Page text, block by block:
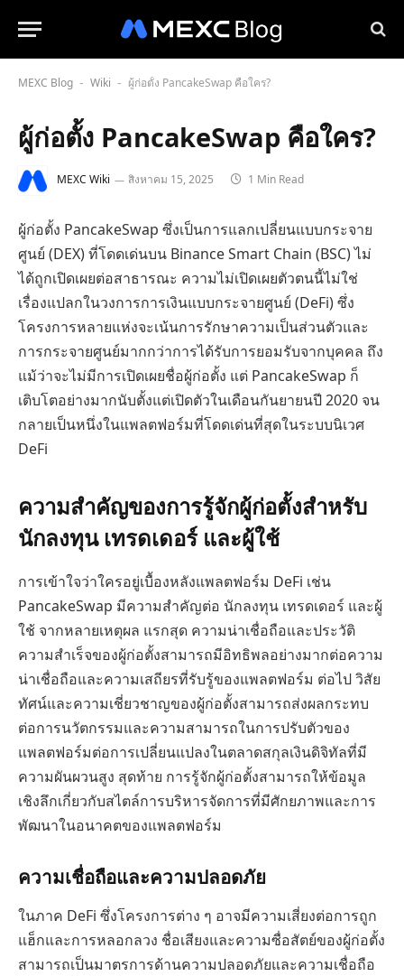
MEXC Blog - Wiki - ผู้ก่อตั้ง PancakeSwap คือใคร?
ผู้ก่อตั้ง PancakeSwap คือใคร?
MEXC Wiki สิงหาคม 15, 2025 1 Min Read
ผู้ก่อตั้ง PancakeSwap ซึ่งเป็นการแลกเปลี่ยนแบบกระจาย
ศูนย์ (DEX) ที่โดดเด่นบน Binance Smart Chain (BSC) ไม่
ได้ถูกเปิดเผยต่อสาธารณะ ความไม่เปิดเผยตัวตนนี้ไม่ใช่
เรื่องแปลกในวงการการเงินแบบกระจายศูนย์ (DeFi) ซึ่ง
โครงการหลายแห่งจะเน้นการรักษาความเป็นส่วนตัวและ
การกระจายศูนย์มากกว่าการได้รับการยอมรับจากบุคคล ถึง
แม้ว่าจะไม่มีการเปิดเผยชื่อผู้ก่อตั้ง แต่ PancakeSwap ก็
เติบโตอย่างมากนับตั้งแต่เปิดตัวในเดือนกันยายนปี 2020 จน
กลายเป็นหนึ่งในแพลตฟอร์มที่โดดเด่นที่สุดในระบบนิเวศ
DeFi
ความสำคัญของการรู้จักผู้ก่อตั้งสำหรับ
นักลงทุน เทรดเดอร์ และผู้ใช้
การเข้าใจว่าใครอยู่เบื้องหลังแพลตฟอร์ม DeFi เช่น
PancakeSwap มีความสำคัญต่อ นักลงทุน เทรดเดอร์ และผู้
ใช้ จากหลายเหตุผล แรกสุด ความน่าเชื่อถือและประวัติ
ความสำเร็จของผู้ก่อตั้งสามารถมีอิทธิพลอย่างมากต่อความ
น่าเชื่อถือและความเสถียรที่รับรู้ของแพลตฟอร์ม ต่อไป วิสัย
ทัศน์และความเชี่ยวชาญของผู้ก่อตั้งสามารถส่งผลกระทบ
ต่อการนวัตกรรมและความสามารถในการปรับตัวของ
แพลตฟอร์มต่อการเปลี่ยนแปลงในตลาดสกุลเงินดิจิทัลที่มี
ความผันผวนสูง สุดท้าย การรู้จักผู้ก่อตั้งสามารถให้ข้อมูล
เชิงลึกเกี่ยวกับสไตล์การบริหารจัดการที่มีศักยภาพและการ
พัฒนาในอนาคตของแพลตฟอร์ม
ความเชื่อถือและความปลอดภัย
ในภาค DeFi ซึ่งโครงการต่าง ๆ อาจมีความเสี่ยงต่อการถูก
แฮ็กและการหลอกลวง ชื่อเสียงและความซื่อสัตย์ของผู้ก่อตั้ง
สามารถเป็นมาตรการด้านความปลอดภัยและความเชื่อถือ